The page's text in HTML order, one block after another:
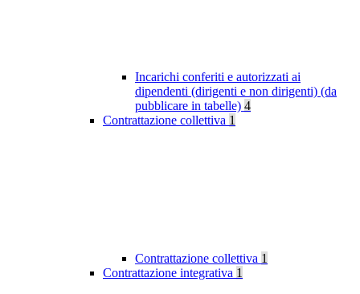
Incarichi conferiti e autorizzati ai
dipendenti (dirigenti e non dirigenti) (da
pubblicare in tabelle) 4
Contrattazione collettiva 1
Contrattazione collettiva 1
Contrattazione integrativa 1